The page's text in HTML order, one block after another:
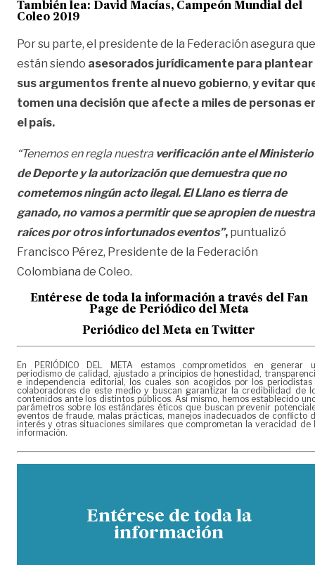
También lea: David Macías, Campeón Mundial del
Coleo 2019
Por su parte, el presidente de la Federación asegura que
están siendo asesorados jurídicamente para plantear
sus argumentos frente al nuevo gobierno, y evitar
tomen una decisión que afecte a miles de personas
el país.
“Tenemos en regla nuestra verificación ante el Ministerio
de Deporte y la autorización que demuestra que no
cometemos ningún acto ilegal. El Llano es tierra de
ganado, no vamos a permitir que se apropien de
raíces por otros infortunados eventos”, puntualizó
Francisco Pérez, Presidente de la Federación
Colombiana de Coleo.
Entérese de toda la información a través del Fan
Page de Periódico del Meta
Periódico del Meta en Twitter
En PERIÓDICO DEL META estamos comprometidos en generar
periodismo de calidad, ajustado a principios de honestidad,
e independencia editorial, los cuales son acogidos por los periodistas
colaboradores de este medio y buscan garantizar la credibilidad de
contenidos ante los distintos públicos. Así mismo, hemos establecido
parámetros sobre los estándares éticos que buscan prevenir
eventos de fraude, malas prácticas, manejos inadecuados de conflicto
interés y otras situaciones similares que comprometan la veracidad de
información.
Entérese de toda la
información